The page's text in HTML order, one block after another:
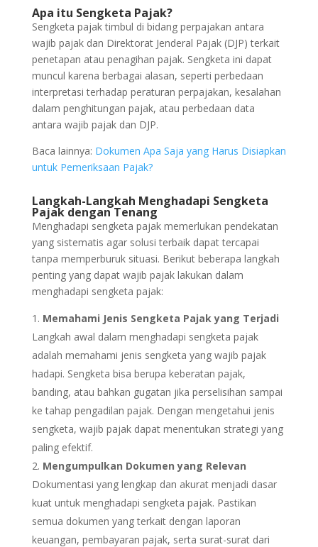
Apa itu Sengketa Pajak?
Sengketa pajak timbul di bidang perpajakan antara
wajib pajak dan Direktorat Jenderal Pajak (DJP) terkait
penetapan atau penagihan pajak. Sengketa ini dapat
muncul karena berbagai alasan, seperti perbedaan
interpretasi terhadap peraturan perpajakan, kesalahan
dalam penghitungan pajak, atau perbedaan data
antara wajib pajak dan DJP.
Baca lainnya: Dokumen Apa Saja yang Harus Disiapkan
untuk Pemeriksaan Pajak?
Langkah-Langkah Menghadapi Sengketa
Pajak dengan Tenang
Menghadapi sengketa pajak memerlukan pendekatan
yang sistematis agar solusi terbaik dapat tercapai
tanpa memperburuk situasi. Berikut beberapa langkah
penting yang dapat wajib pajak lakukan dalam
menghadapi sengketa pajak:
Memahami Jenis Sengketa Pajak yang Terjadi
Langkah awal dalam menghadapi sengketa pajak
adalah memahami jenis sengketa yang wajib pajak
hadapi. Sengketa bisa berupa keberatan pajak,
banding, atau bahkan gugatan jika perselisihan sampai
ke tahap pengadilan pajak. Dengan mengetahui jenis
sengketa, wajib pajak dapat menentukan strategi yang
paling efektif.
Mengumpulkan Dokumen yang Relevan
Dokumentasi yang lengkap dan akurat menjadi dasar
kuat untuk menghadapi sengketa pajak. Pastikan
semua dokumen yang terkait dengan laporan
keuangan, pembayaran pajak, serta surat-surat dari